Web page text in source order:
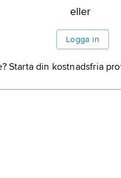
Information om artikeln
eller
Logga in
Starta din kostnadsfria